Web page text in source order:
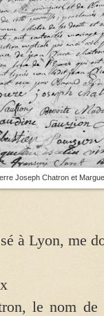
Joseph Chatron et
à Lyon, me
le nom de